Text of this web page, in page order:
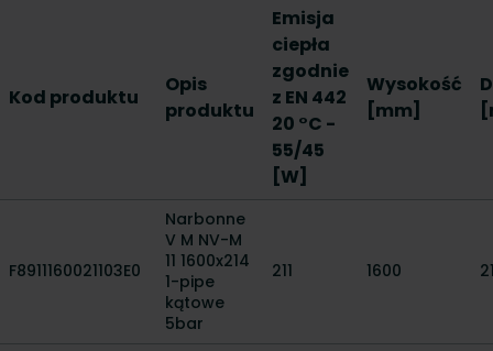
Kod produktu
Opis
produktu
Emisja
ciepła
zgodnie
z EN 442
20 °C -
55/45
[W]
Wysokość
[mm]
F8911160021103E0
Narbonne
V M NV-M
11 1600x214
1-pipe
kątowe
5bar
211 1600